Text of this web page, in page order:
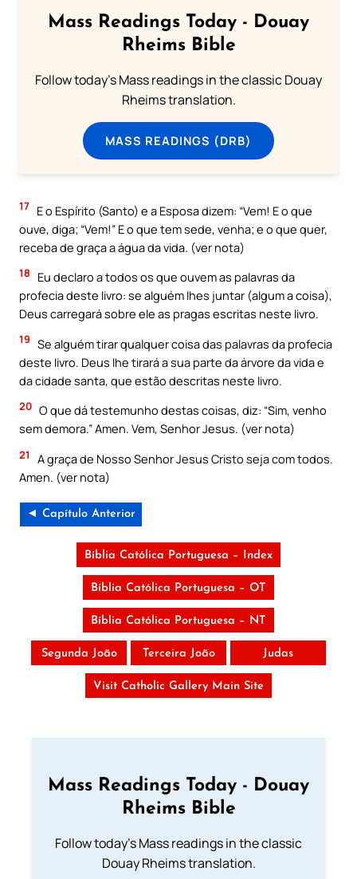
Mass Readings Today - Douay
Rheims Bible
Follow today's Mass readings in the classic Douay
Rheims translation.
MASS READINGS (DRB)
17 E o Espírito (Santo) e a Esposa dizem: “Vem! E o que
ouve, diga; “Vem!” E o que tem sede, venha; e o que quer,
receba de graça a água da vida. (ver nota)
18
Eu declaro a todos os que ouvem as palavras da
profecia deste livro: se alguém lhes juntar (algum a coisa),
Deus carregará sobre ele as pragas escritas neste livro.
19 Se alguém tirar qualquer coisa das palavras da profecia
deste livro. Deus lhe tirará a sua parte da árvore da vida e
da cidade santa, que estão descritas neste livro.
20 O que dá testemunho destas coisas, diz: “Sim, venho
sem demora.” Amen. Vem, Senhor Jesus. (ver nota)
21
A graça de Nosso Senhor Jesus Cristo seja com todos.
Amen. (ver nota)
◄ Capítulo Anterior
Bíblia Católica Portuguesa – Index
Bíblia Católica Portuguesa – OT
Bíblia Católica Portuguesa – NT
Segunda João Terceira João Judas
Visit Catholic Gallery Main Site
Mass Readings Today - Douay
Rheims Bible
Follow today's Mass readings in the classic
Douay Rheims translation.